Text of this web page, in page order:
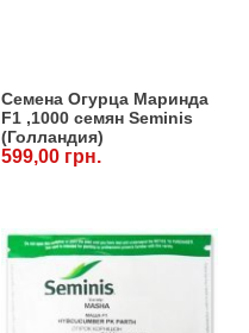
Семена Огурца Маринда
F1 ,1000 семян Seminis
(Голландия)
599,00 грн.